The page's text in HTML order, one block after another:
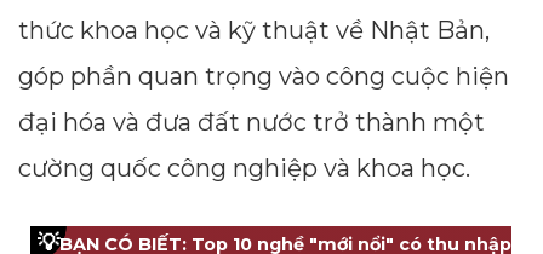
thức khoa học và kỹ thuật về Nhật Bản,
góp phần quan trọng vào công cuộc hiện
đại hóa và đưa đất nước trở thành một
cường quốc công nghiệp và khoa học.
💡BẠN CÓ BIẾT: Top 10 nghề "mới nổi" có thu nhập